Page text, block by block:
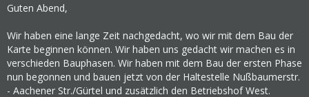
Guten Abend,
Wir haben eine lange Zeit nachgedacht, wo wir mit dem Bau der
Karte beginnen können. Wir haben uns gedacht wir machen es in
verschieden Bauphasen. Wir haben mit dem Bau der ersten Phase
nun begonnen und bauen jetzt von der Haltestelle Nußbaumerstr.
- Aachener Str./Gürtel und zusätzlich den Betriebshof West.